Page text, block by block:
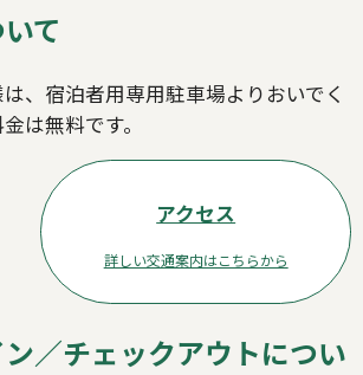
て
、宿泊者用専用駐車場よりおいでく
は無料です。
アクセス
詳しい交通案内はこちらから
／チェックアウトについ